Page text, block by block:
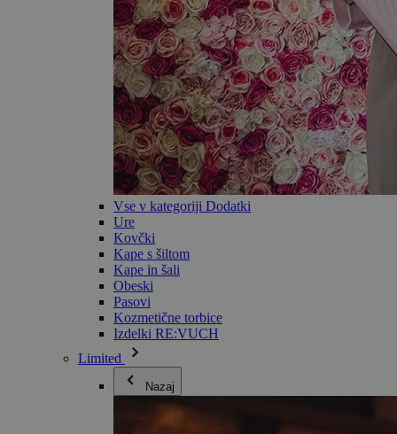
Vse v kategoriji Dodatki
Ure
Kovčki
Kape s šiltom
Kape in šali
Obeski
Pasovi
Kozmetične torbice
Izdelki RE:VUCH
Limited
Nazaj